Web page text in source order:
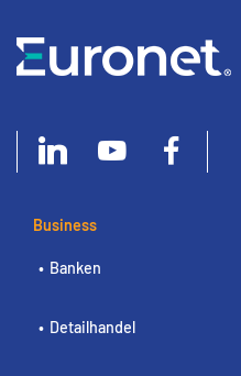
Business
Banken
Detailhandel